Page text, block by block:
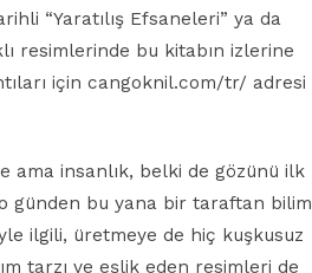
“Yaratılış Efsaneleri” ya da
resimlerinde bu kitabın izlerine
için cangoknil.com/tr/ adresi
ama insanlık, belki de gözünü ilk
o günden bu yana bir taraftan bilim
ilgili, üretmeye de hiç kuşkusuz
tarzı ve eşlik eden resimleri de